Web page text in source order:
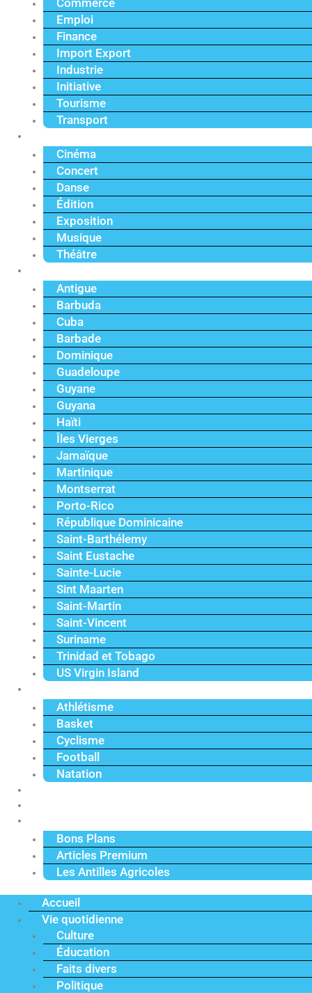
Commerce
Emploi
Finance
Import Export
Industrie
Initiative
Tourisme
Transport
Cinéma
Concert
Danse
Édition
Exposition
Musique
Théâtre
Antigue
Barbuda
Cuba
Barbade
Dominique
Guadeloupe
Guyane
Guyana
Haïti
Îles Vierges
Jamaïque
Martinique
Montserrat
Porto-Rico
République Dominicaine
Saint-Barthélemy
Saint Eustache
Sainte-Lucie
Sint Maarten
Saint-Martin
Saint-Vincent
Suriname
Trinidad et Tobago
US Virgin Island
Athlétisme
Basket
Cyclisme
Football
Natation
Bons Plans
Articles Premium
Les Antilles Agricoles
Accueil
Vie quotidienne
Culture
Éducation
Faits divers
Politique